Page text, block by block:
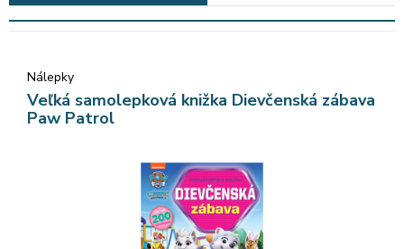
Nálepky
Veľká samolepková knižka Dievčenská zábava
Paw Patrol